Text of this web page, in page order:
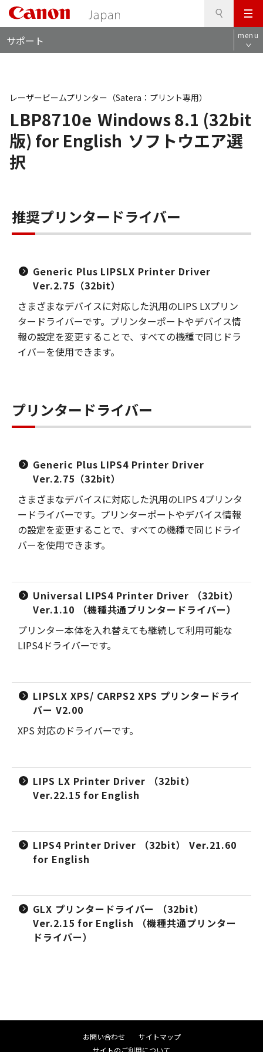
メ
ニ
ュ
サポート menu
LBP8710e Windows 8.1 (32bit
版) for English ソフトウエア選
択
レーザービームプリンター（Satera：プリント専用）
推奨プリンタードライバー
Generic Plus LIPSLX Printer Driver
Ver.2.75（32bit）
さまざまなデバイスに対応した汎用のLIPS LXプリン
タードライバーです。プリンターポートやデバイス情
報の設定を変更することで、すべての機種で同じドラ
イバーを使用できます。
プリンタードライバー
Generic Plus LIPS4 Printer Driver
Ver.2.75（32bit）
さまざまなデバイスに対応した汎用のLIPS 4プリンタ
ードライバーです。プリンターポートやデバイス情報
の設定を変更することで、すべての機種で同じドライ
バーを使用できます。
Universal LIPS4 Printer Driver （32bit）
Ver.1.10 （機種共通プリンタードライバー）
プリンター本体を入れ替えても継続して利用可能な
LIPS4ドライバーです。
LIPSLX XPS/ CARPS2 XPS プリンタードライ
バー V2.00
XPS 対応のドライバーです。
LIPS LX Printer Driver （32bit）
Ver.22.15 for English
LIPS4 Printer Driver （32bit） Ver.21.60
for English
GLX プリンタードライバー （32bit）
Ver.2.15 for English （機種共通プリンター
ドライバー）
お問い合わせ
サイトマップ
サイトのご利用について